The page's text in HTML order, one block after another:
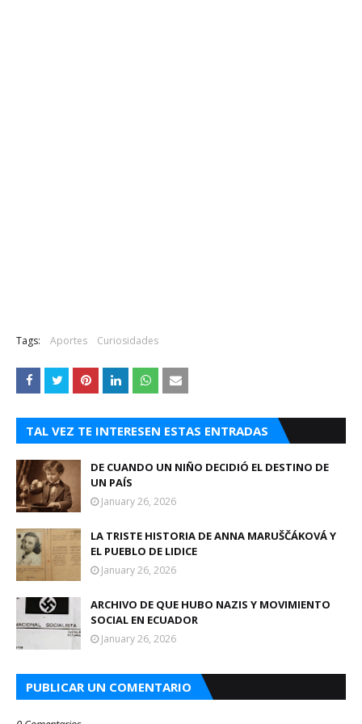
Tags: Aportes Curiosidades
TAL VEZ TE INTERESEN ESTAS ENTRADAS
DE CUANDO UN NIÑO DECIDIÓ EL DESTINO DE
UN PAÍS
January 26, 2026
LA TRISTE HISTORIA DE ANNA MARUŠČÁKOVÁ Y
EL PUEBLO DE LIDICE
January 26, 2026
ARCHIVO DE QUE HUBO NAZIS Y MOVIMIENTO
SOCIAL EN ECUADOR
January 26, 2026
PUBLICAR UN COMENTARIO